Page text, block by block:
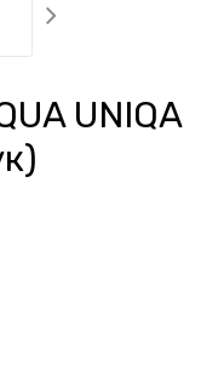
UNIQA